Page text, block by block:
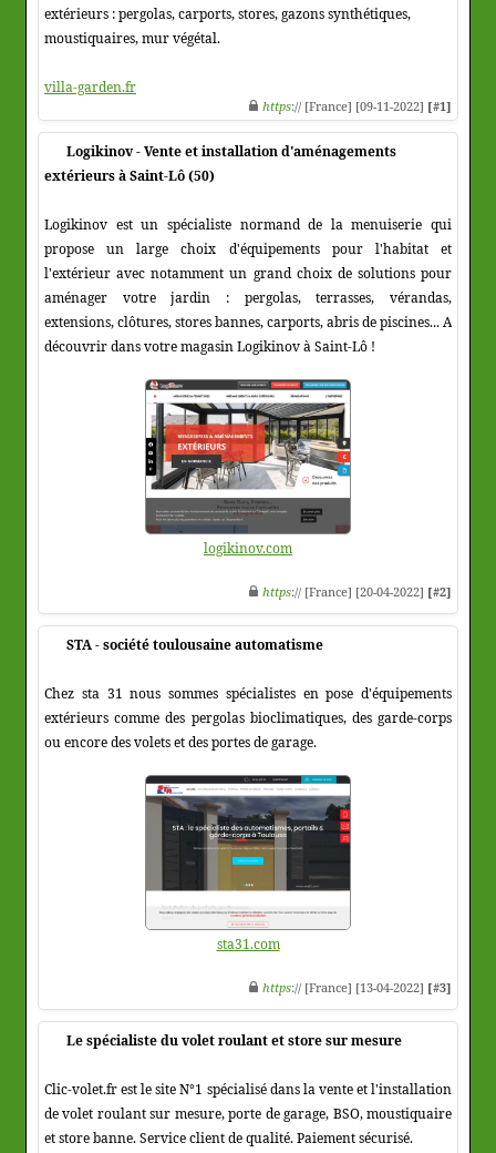
extérieurs : pergolas, carports, stores, gazons synthétiques,
moustiquaires, mur végétal.
villa-garden.fr
https:// [France] [09-11-2022] [#1]
Logikinov - Vente et installation d'aménagements
extérieurs à Saint-Lô (50)
Logikinov est un spécialiste normand de la menuiserie qui
propose un large choix d'équipements pour l'habitat et
l'extérieur avec notamment un grand choix de solutions pour
aménager votre jardin : pergolas, terrasses, vérandas,
extensions, clôtures, stores bannes, carports, abris de piscines... A
découvrir dans votre magasin Logikinov à Saint-Lô !
logikinov.com
https:// [France] [20-04-2022] [#2]
STA - société toulousaine automatisme
Chez sta 31 nous sommes spécialistes en pose d'équipements
extérieurs comme des pergolas bioclimatiques, des garde-corps
ou encore des volets et des portes de garage.
sta31.com
https:// [France] [13-04-2022] [#3]
Le spécialiste du volet roulant et store sur mesure
Clic-volet.fr est le site N°1 spécialisé dans la vente et l'installation
de volet roulant sur mesure, porte de garage, BSO, moustiquaire
et store banne. Service client de qualité. Paiement sécurisé.